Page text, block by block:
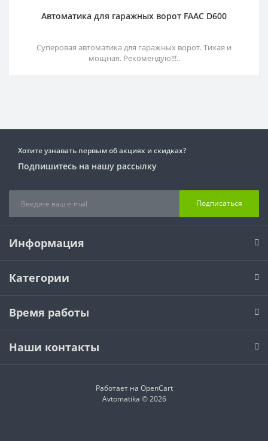
Автоматика для гаражных ворот FAAC D600
Суперовая автоматика для гаражных ворот. Тихая и
мощная. Рекомендую!!!..
Хотите узнавать первым об акциях и скидках?
Подпишитесь на нашу рассылку
Подписаться
Информация
Категории
Время работы
Наши контакты
Работает на OpenCart
Avtomatika © 2026